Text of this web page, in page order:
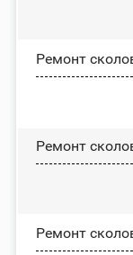
Ремонт
Ремонт
Ремонт